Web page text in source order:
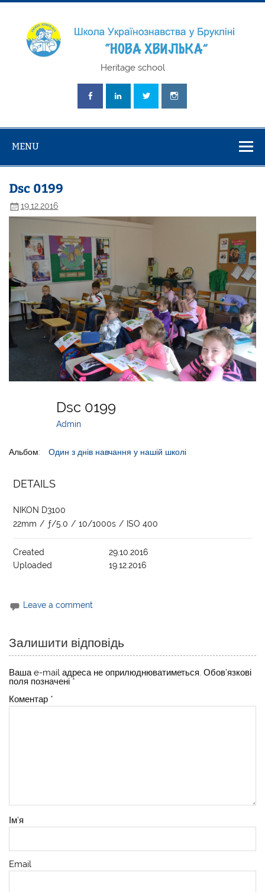
Skip
"Нова
Heritage school
MENU
Dsc 0199
19.12.2016
Dsc 0199
Admin
Альбом: Один з днів навчання у нашій школі
DETAILS
NIKON D3100
22mm / ƒ/5.0 / 10/1000s / ISO 400
Created
29.10.2016
Uploaded
19.12.2016
Leave a comment
Залишити відповідь
Ваша e-mail адреса не оприлюднюватиметься. Обов’язкові
поля позначені *
Коментар *
Ім'я
Email